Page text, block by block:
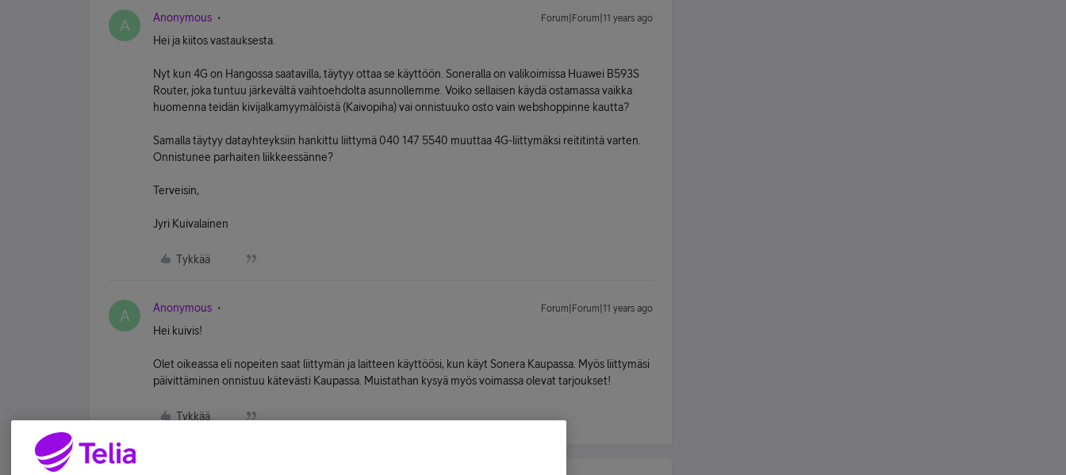
A Anonymous Forum|Forum|11 years ago
Hei ja kiitos vastauksesta.
Nyt kun 4G on Hangossa saatavilla, täytyy ottaa se käyttöön. Soneralla on valikoimissa Huawei B593S
Router, joka tuntuu järkevältä vaihtoehdolta asunnollemme. Voiko sellaisen käydä ostamassa vaikka
huomenna teidän kivijalkamyymälöistä (Kaivopiha) vai onnistuuko osto vain webshoppinne kautta?
Samalla täytyy datayhteyksiin hankittu liittymä 040 147 5540 muuttaa 4G-liittymäksi reititintä varten.
Onnistunee parhaiten liikkeessänne?
Terveisin,
Jyri Kuivalainen
Tykkää
A Anonymous Forum|Forum|11 years ago
Hei kuivis!
Olet oikeassa eli nopeiten saat liittymän ja laitteen käyttöösi, kun käyt Sonera Kaupassa. Myös liittymäsi
päivittäminen onnistuu kätevästi Kaupassa. Muistathan kysyä myös voimassa olevat tarjoukset!
Tykkää